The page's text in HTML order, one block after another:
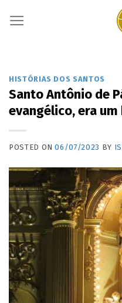
HISTÓRIAS DOS SANTOS
Santo Antônio de
evangélico, era
POSTED ON06/07/2023 BY